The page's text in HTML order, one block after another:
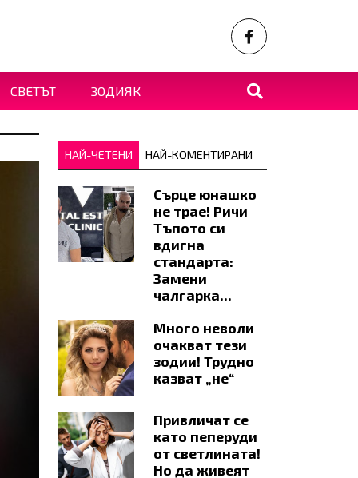
СВЕТЪТ ЗОДИЯК
НАЙ-ЧЕТЕНИ НАЙ-КОМЕНТИРАНИ
Сърце юнашко
не трае! Ричи
Тъпото си
вдигна
стандарта:
Замени
чалгарка...
Много неволи
очакват тези
зодии! Трудно
казват „не“
Привличат се
като пеперуди
от светлината!
Но да живеят